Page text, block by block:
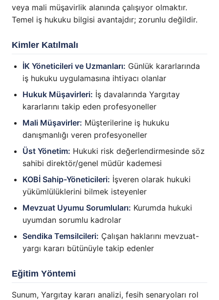
veya mali müşavirlik alanında çalışıyor olmaktır.
Temel iş hukuku bilgisi avantajdır; zorunlu değildir.
Kimler Katılmalı
İK Yöneticileri ve Uzmanları: Günlük kararlarında
iş hukuku uygulamasına ihtiyacı olanlar
Hukuk Müşavirleri: İş davalarında Yargıtay
kararlarını takip eden profesyoneller
Mali Müşavirler: Müşterilerine iş hukuku
danışmanlığı veren profesyoneller
Üst Yönetim: Hukuki risk değerlendirmesinde söz
sahibi direktör/genel müdür kademesi
KOBİ Sahip-Yöneticileri: İşveren olarak hukuki
yükümlülüklerini bilmek isteyenler
Mevzuat Uyumu Sorumluları: Kurumda hukuki
uyumdan sorumlu kadrolar
Sendika Temsilcileri: Çalışan haklarını mevzuat-
yargı kararı bütünüyle takip edenler
Eğitim Yöntemi
Sunum, Yargıtay kararı analizi, fesih senaryoları rol